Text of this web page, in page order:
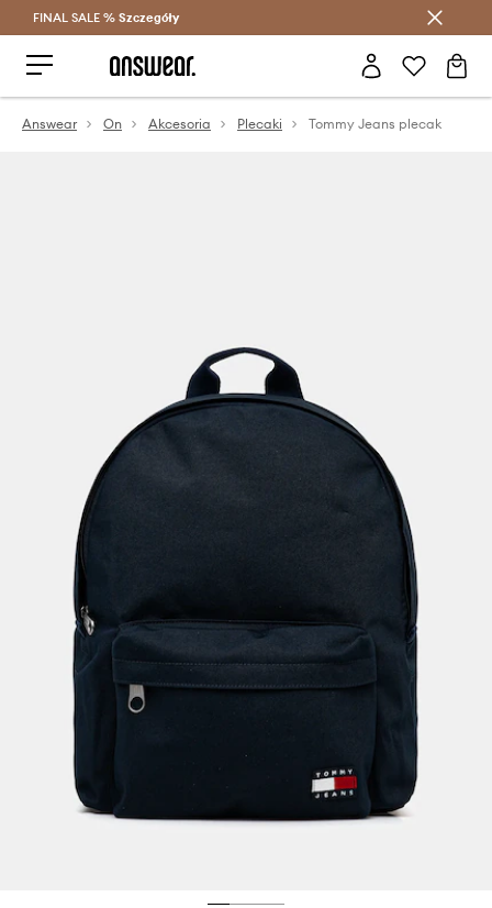
Oszczędzaj z Answear Club >
FINAL SALE % Szczegóły
Answear On Akcesoria Plecaki Tommy Jeans plecak